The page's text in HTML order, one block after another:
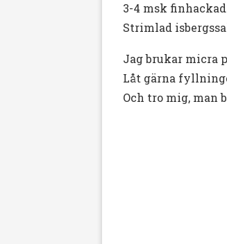
3-4 msk
Strimlad
Jag brukar micra
Låt gärna
Och tro mig, man